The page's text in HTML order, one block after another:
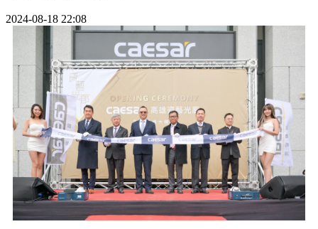
2024-08-18 22:08